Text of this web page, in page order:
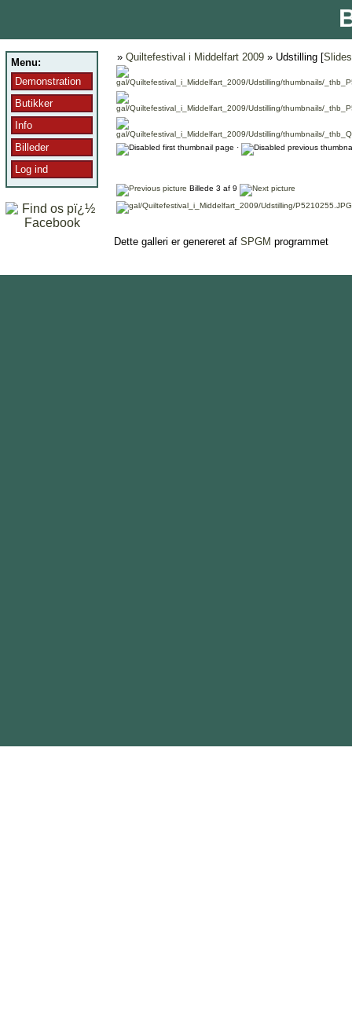
Menu:
Demonstration
Butikker
Info
Billeder
Log ind
» Quiltefestival i Middelfart 2009 » Udstilling [
·
Billede 3 af 9
Dette galleri er genereret af SPGM programmet